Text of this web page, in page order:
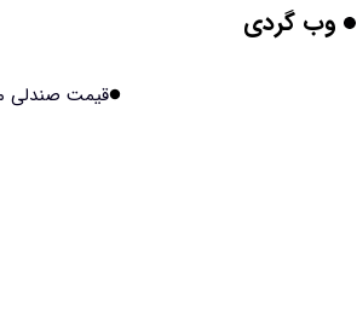
برنج فضایی چین به مرحله برداشت رسید
وب گردی
قیمت صندلی